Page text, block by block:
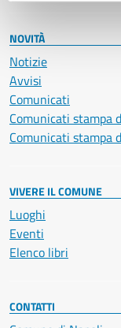
NOVITÀ
Notizie
Avvisi
Comunicati
Comunicati stampa
Comunicati stampa
VIVERE IL COMUNE
Luoghi
Eventi
Elenco libri
CONTATTI